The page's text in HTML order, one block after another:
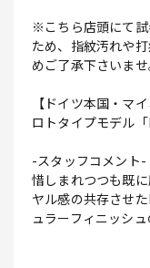
※こちら店頭にて
ため、指紋汚れや
めご了承下さいませ
【ドイツ本国・マ
ロトタイプモデル
-スタッフコメント-
惜しまれつつも既
ヤル感の共存させ
ュラーフィニッシ